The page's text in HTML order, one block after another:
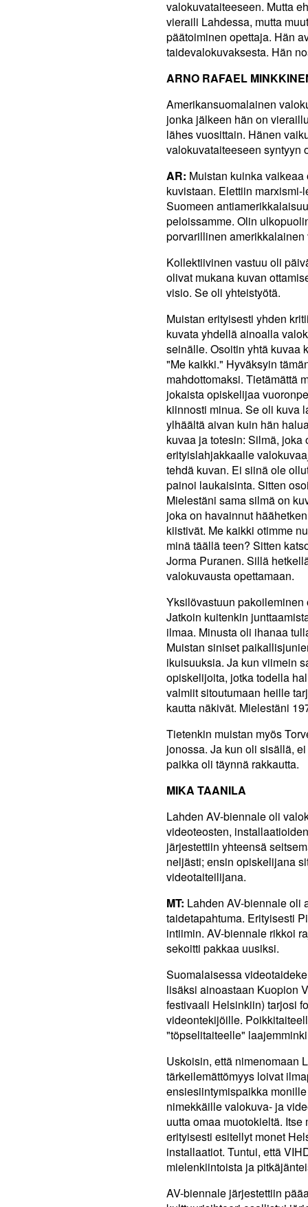
valokuvataiteeseen. Mutta
vieraili Lahdessa, mutta
päätoiminen opettaja. Hän
taidevalokuvaksesta. Hän
ARNO RAFAEL
Amerikansuomalainen
jonka jälkeen hän on
lähes vuosittain. Hänen
valokuvataiteeseen syntyyn
AR: Muistan kuinka
kuvistaan. Elettiin
Suomeen
peloissamme. Olin
porvarillinen
Kollektiivinen vastuu oli
olivat mukana kuvan
visio. Se oli yhteistyötä.
Muistan erityisesti yhden
kuvata yhdellä ainoalla
seinälle. Osoitin yhtä kuvaa
"Me kaikki." Hyväksyin
mahdottomaksi. Tietämättä
jokaista opiskelijaa
kiinnosti minua. Se oli kuva
ylhäältä aivan kuin hän
kuvaa ja totesin: Silmä, joka
erityislahjakkaalle
tehdä kuvan. Ei siinä ole
painoi laukaisinta. Sitten
Mielestäni sama silmä on
joka on havainnut
kiistivät. Me kaikki otimme
minä täällä teen? Sitten
Jorma Puranen. Sillä
valokuvausta opettamaan.
Yksilövastuun
Jatkoin kuitenkin
ilmaa. Minusta oli ihanaa
Muistan siniset
ikuisuuksia. Ja kun viimein
opiskelijoita, jotka todella
valmiit sitoutumaan heille
kautta näkivät. Mielestäni
Tietenkin muistan myös
jonossa. Ja kun oli sisällä,
paikka oli täynnä rakkautta.
MIKA TAANILA
Lahden AV-biennale oli
videoteosten,
järjestettiin yhteensä
neljästi; ensin opiskelijana
videotaiteilijana.
MT: Lahden AV-biennale oli
taidetapahtuma. Erityisesti
intiimin. AV-biennale rikkoi
sekoitti pakkaa uusiksi.
Suomalaisessa
lisäksi ainoastaan Kuopion
festivaali Helsinkiin) tarjosi
videontekijöille.
"töpselitaiteelle"
Uskoisin, että nimenomaan
tärkeilemättömyys loivat
ensiesiintymispaikka
nimekkäille valokuva- ja
uutta omaa muotokieltä.
erityisesti esitellyt monet
installaatiot. Tuntui, että
mielenkiintoista ja
AV-biennale järjestettiin